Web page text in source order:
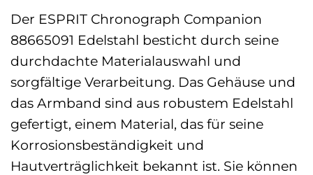
Der ESPRIT Chronograph Companion
88665091 Edelstahl besticht durch seine
durchdachte Materialauswahl und
sorgfältige Verarbeitung. Das Gehäuse und
das Armband sind aus robustem Edelstahl
gefertigt, einem Material, das für seine
Korrosionsbeständigkeit und
Hautverträglichkeit bekannt ist. Sie können